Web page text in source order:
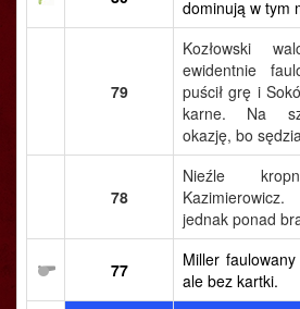
dominują w tym
79
Kozłowski
ewidentnie
puścił grę i
karne. Na
okazję, bo
78
Nieźle
jednak ponad
77
Miller
ale bez kartki.